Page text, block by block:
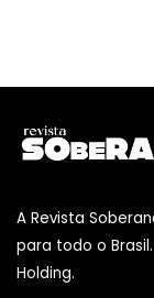
A Revista
para todo o
Holding.